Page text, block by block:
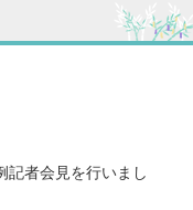
記者会見を行いまし